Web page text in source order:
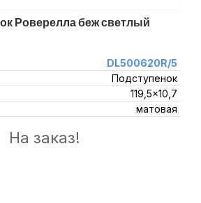
Роверелла беж светлый
DL500620R/5
Подступенок
119,5x10,7
матовая
На заказ!